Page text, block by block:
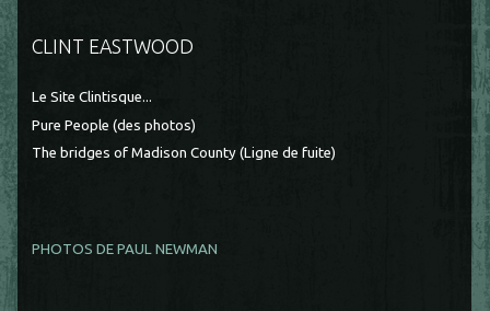
CLINT EASTWOOD
Le Site Clintisque...
Pure People (des photos)
The bridges of Madison County (Ligne de fuite)
PHOTOS DE PAUL NEWMAN